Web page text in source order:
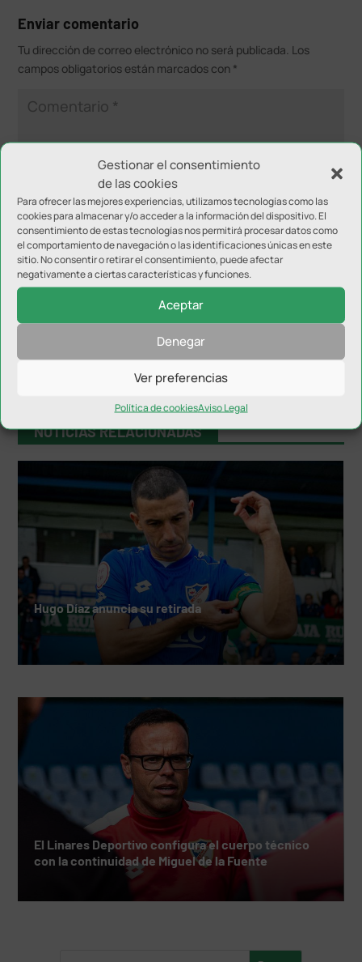
Gestionar el consentimiento
de las cookies
Para ofrecer las mejores experiencias, utilizamos tecnologías como las
cookies para almacenar y/o acceder a la información del dispositivo. El
consentimiento de estas tecnologías nos permitirá procesar datos como
el comportamiento de navegación o las identificaciones únicas en este
sitio. No consentir o retirar el consentimiento, puede afectar
negativamente a ciertas características y funciones.
Aceptar
Denegar
Ver preferencias
Política de cookiesAviso Legal
Enviar comentario
Tu dirección de correo electrónico no será publicada. Los
campos obligatorios están marcados con *
NOTICIAS RELACIONADAS
Hugo Díaz anuncia su retirada
El Linares Deportivo configura el cuerpo técnico
con la continuidad de Miguel de la Fuente